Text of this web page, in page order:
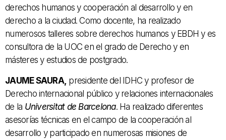
derechos humanos y cooperación al desarrollo y en
derecho a la ciudad. Como docente, ha realizado
numerosos talleres sobre derechos humanos y EBDH y es
consultora de la UOC en el grado de Derecho y en
másteres y estudios de postgrado.
JAUME SAURA, presidente del IDHC y profesor de
Derecho internacional público y relaciones internacionales
de la Universitat de Barcelona. Ha realizado diferentes
asesorías técnicas en el campo de la cooperación al
desarrollo y participado en numerosas misiones de